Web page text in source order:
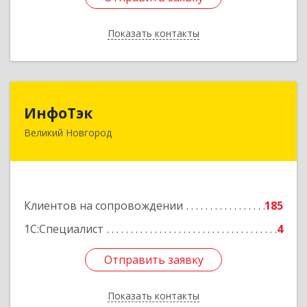
Показать контакты
Назад
ИнфоТэк
Великий Новгород
Клиентов на сопровождении
185
1С:Специалист
4
Отправить заявку
Показать контакты
173003, Новгородская обл, Великий Новгород
Отправить заявку
Назад